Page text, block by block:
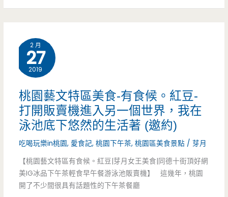
美
食-
老
八
早
點
舖-
酸
2 月
27
2019
桃園藝文特區美食-有食候。紅豆-
打開販賣機進入另一個世界，我在
泳池底下悠然的生活著 (邀約)
吃喝玩樂in桃園, 愛食記,桃園下午茶,桃園區美食景點 /芽月
【桃園藝文特區有食候。紅豆|芽月女王美食|同德十街頂好網
美IG冰品下午茶輕食早午餐游泳池販賣機】 這幾年，桃園
開了不少間很具有話題性的下午茶餐廳